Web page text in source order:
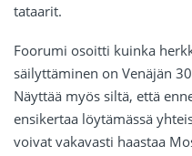
tataarit.
Foorumi osoitti kuinka
säilyttäminen on Venäjän
Näyttää myös siltä, että
ensikertaa löytämässä
voivat vakavasti haastaa